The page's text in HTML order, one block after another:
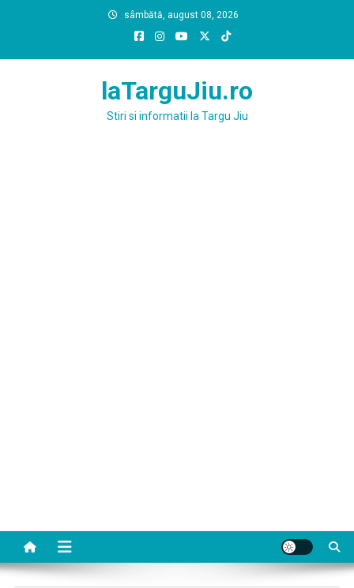
sâmbătă, august 08, 2026
laTarguJiu.ro
Stiri si informatii la Targu Jiu